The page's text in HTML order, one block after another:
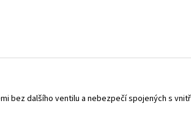
bez dalšího ventilu a nebezpečí spojených s